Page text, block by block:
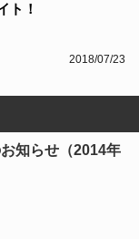
2018/07/23
ト！
知らせ（2014年